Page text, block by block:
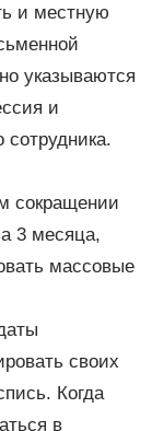
и местную
указываются
и
сотрудника.
сокращении
3 месяца,
массовые
своих
Когда
в